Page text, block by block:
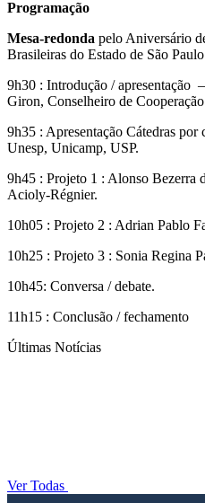
Programação
Mesa-redonda pelo Aniversário
Brasileiras do Estado de São
9h30 : Introdução / apresentação
Giron, Conselheiro de
9h35 : Apresentação Cátedras
Unesp, Unicamp, USP.
9h45 : Projeto 1 : Alonso Bezerra
Acioly-Régnier.
10h05 : Projeto 2 : Adrian Pablo
10h25 : Projeto 3 : Sonia Regina
10h45: Conversa / debate.
11h15 : Conclusão / fechamento
Últimas Notícias
Ver Todas